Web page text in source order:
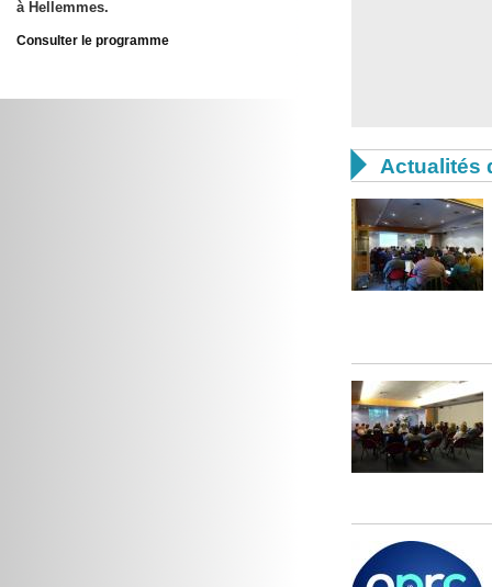
à Hellemmes.
Consulter le programme
 Actualités